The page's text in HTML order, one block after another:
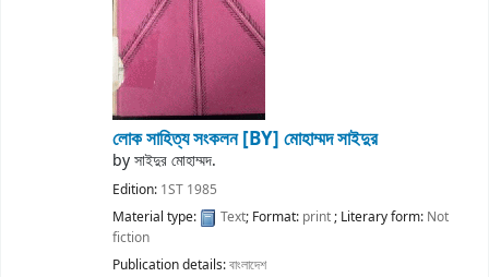
লোক সাহিত্য সংকলন[BY] মোহাম্মদ সাইদুর
byসাইদুর মোহাম্মদ.
Edition: 1ST 1985
Material type:
Text; Format: print; Literary form: Not
fiction
Publication details:বাংলাদেশ